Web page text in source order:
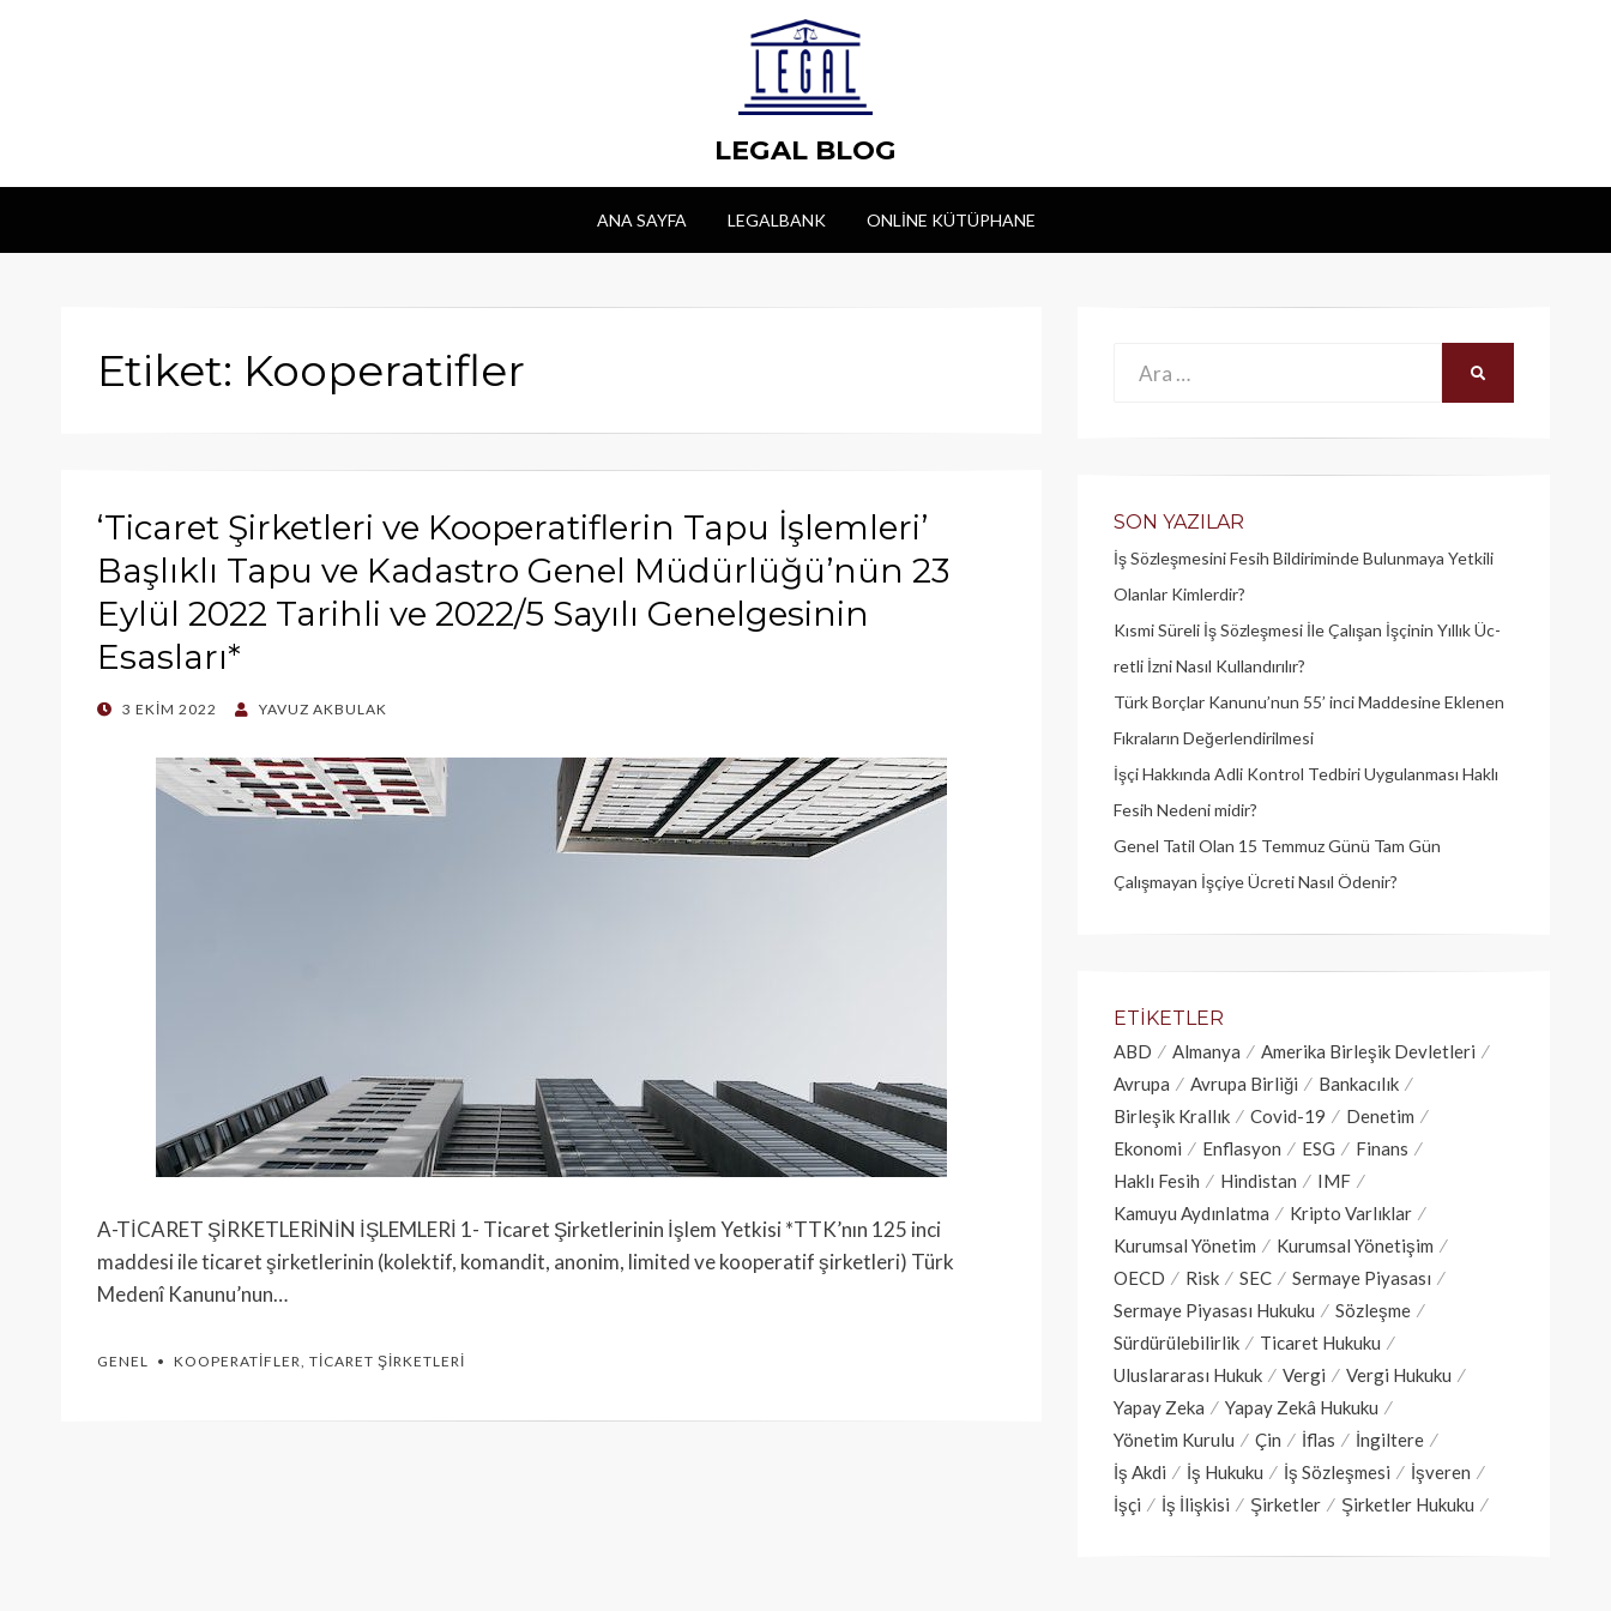
LEGAL BLOG
ANA SAYFA LEGALBANK ONLINE KÜTÜPHANE
Etiket: Kooperatifler
‘Ticaret Şirketleri ve Kooperatiflerin Tapu İşlemleri’
Başlıklı Tapu ve Kadastro Genel Müdürlüğü’nün 23
Eylül 2022 Tarihli ve 2022/5 Sayılı Genelgesinin
Esasları*
POSTED
3 EKIM 2022 YAVUZ AKBULAK
A-TİCARET ŞİRKETLERİNİN İŞLEMLERİ 1- Ticaret Şirketlerinin İşlem Yetkisi *TTK’nın 125 inci
maddesi ile ticaret şirketlerinin (kolektif, komandit, anonim, limited ve kooperatif şirketleri) Türk
Medenî Kanunu’nun…
GENEL KOOPERATIFLER, TICARET ŞIRKETLERI
Ara:
SON YAZILAR
İş Sözleşmesini Fesih Bildiriminde Bulunmaya Yetkili
Olanlar Kimlerdir?
Kısmi Süreli İş Sözleşmesi İle Çalışan İşçinin Yıllık Üc­
retli İzni Nasıl Kullandırılır?
Türk Borçlar Kanunu’nun 55’ inci Maddesine Eklenen
Fıkraların Değerlendirilmesi
İşçi Hakkında Adli Kontrol Tedbiri Uygulanması Haklı
Fesih Nedeni midir?
Genel Tatil Olan 15 Temmuz Günü Tam Gün
Çalışmayan İşçiye Ücreti Nasıl Ödenir?
ETIKETLER
ABD Almanya
Amerika Birleşik Devletleri
Avrupa
Avrupa Birliği
Bankacılık
Birleşik Krallık
Covid-19
Denetim
Ekonomi
Enflasyon ESG
Finans
Haklı Fesih
Hindistan
IMF
Kamuyu Aydınlatma
Kripto Varlıklar
Kurumsal Yönetim
Kurumsal Yönetişim
OECD
Risk SEC
Sermaye Piyasası
Sermaye Piyasası Hukuku
Sözleşme
Sürdürülebilirlik
Ticaret Hukuku
Uluslararası Hukuk
Vergi
Vergi Hukuku
Yapay Zeka
Yapay Zekâ Hukuku
Yönetim Kurulu
Çin İflas
İngiltere
İş Akdi
İş Hukuku İş Sözleşmesi
İşveren
İşçi
İş İlişkisi Şirketler Şirketler Hukuku